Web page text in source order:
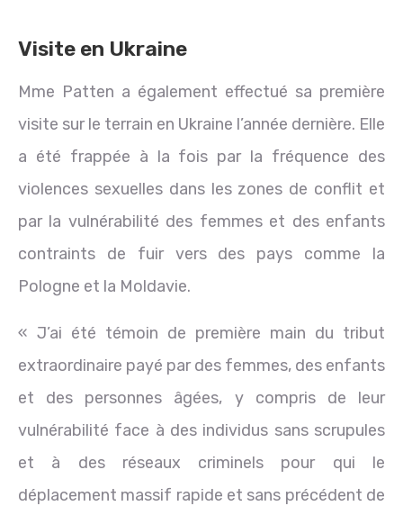
Visite en Ukraine
Mme Patten a également effectué sa première
visite sur le terrain en Ukraine l’année dernière. Elle
a été frappée à la fois par la fréquence des
violences sexuelles dans les zones de conflit et
par la vulnérabilité des femmes et des enfants
contraints de fuir vers des pays comme la
Pologne et la Moldavie.
« J’ai été témoin de première main du tribut
extraordinaire payé par des femmes, des enfants
et des personnes âgées, y compris de leur
vulnérabilité face à des individus sans scrupules
et à des réseaux criminels pour qui le
déplacement massif rapide et sans précédent de